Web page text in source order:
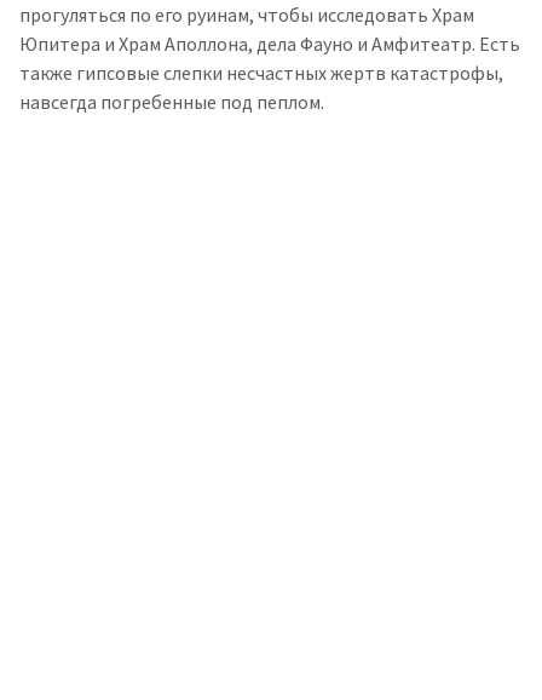
прогуляться по его руинам, чтобы исследовать Храм
Юпитера и Храм Аполлона, дела Фауно и Амфитеатр. Есть
также гипсовые слепки несчастных жертв катастрофы,
навсегда погребенные под пеплом.